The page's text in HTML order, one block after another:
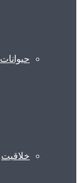
حیوانات
خلاقیت